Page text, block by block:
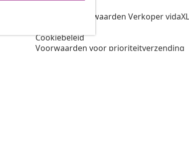
Algemene voorwaarden Verkoper vidaXL
Cookiebeleid
Voorwaarden voor prioriteitverzending